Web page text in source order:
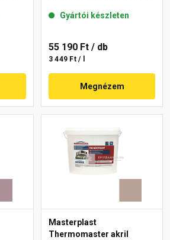
Gyártói készleten
55 190 Ft / db
3 449 Ft / l
Megnézem
Masterplast
Thermomaster akril